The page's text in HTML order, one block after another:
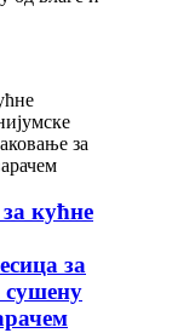
кућне
за
сушену